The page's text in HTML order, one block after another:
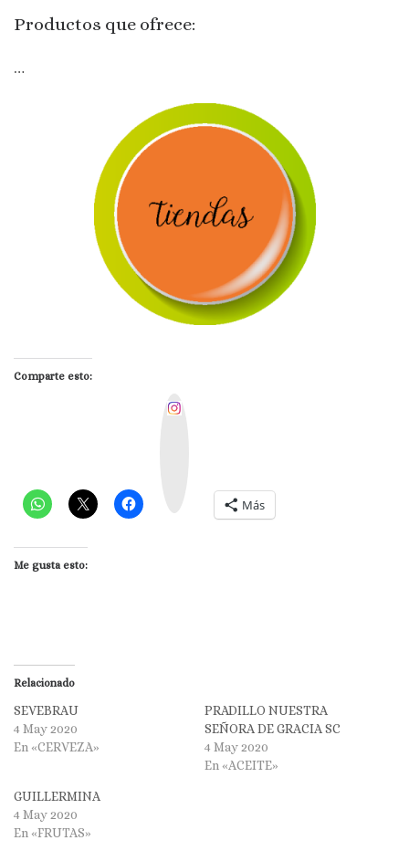
Productos que ofrece:
…
Comparte esto:
Más
Me gusta esto:
Relacionado
SEVEBRAU
4 May 2020
En «CERVEZA»
PRADILLO NUESTRA
SEÑORA DE GRACIA SC
4 May 2020
En «ACEITE»
GUILLERMINA
4 May 2020
En «FRUTAS»